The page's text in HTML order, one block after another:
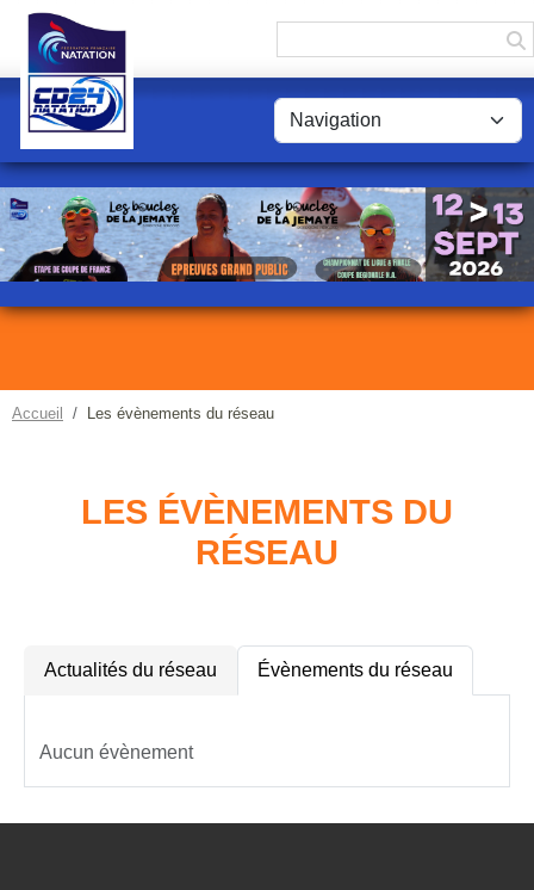
Accueil Les évènements du réseau
LES ÉVÈNEMENTS DU
RÉSEAU
Actualités du réseau Évènements du réseau
Aucun évènement
Panneau de gestion des cookies